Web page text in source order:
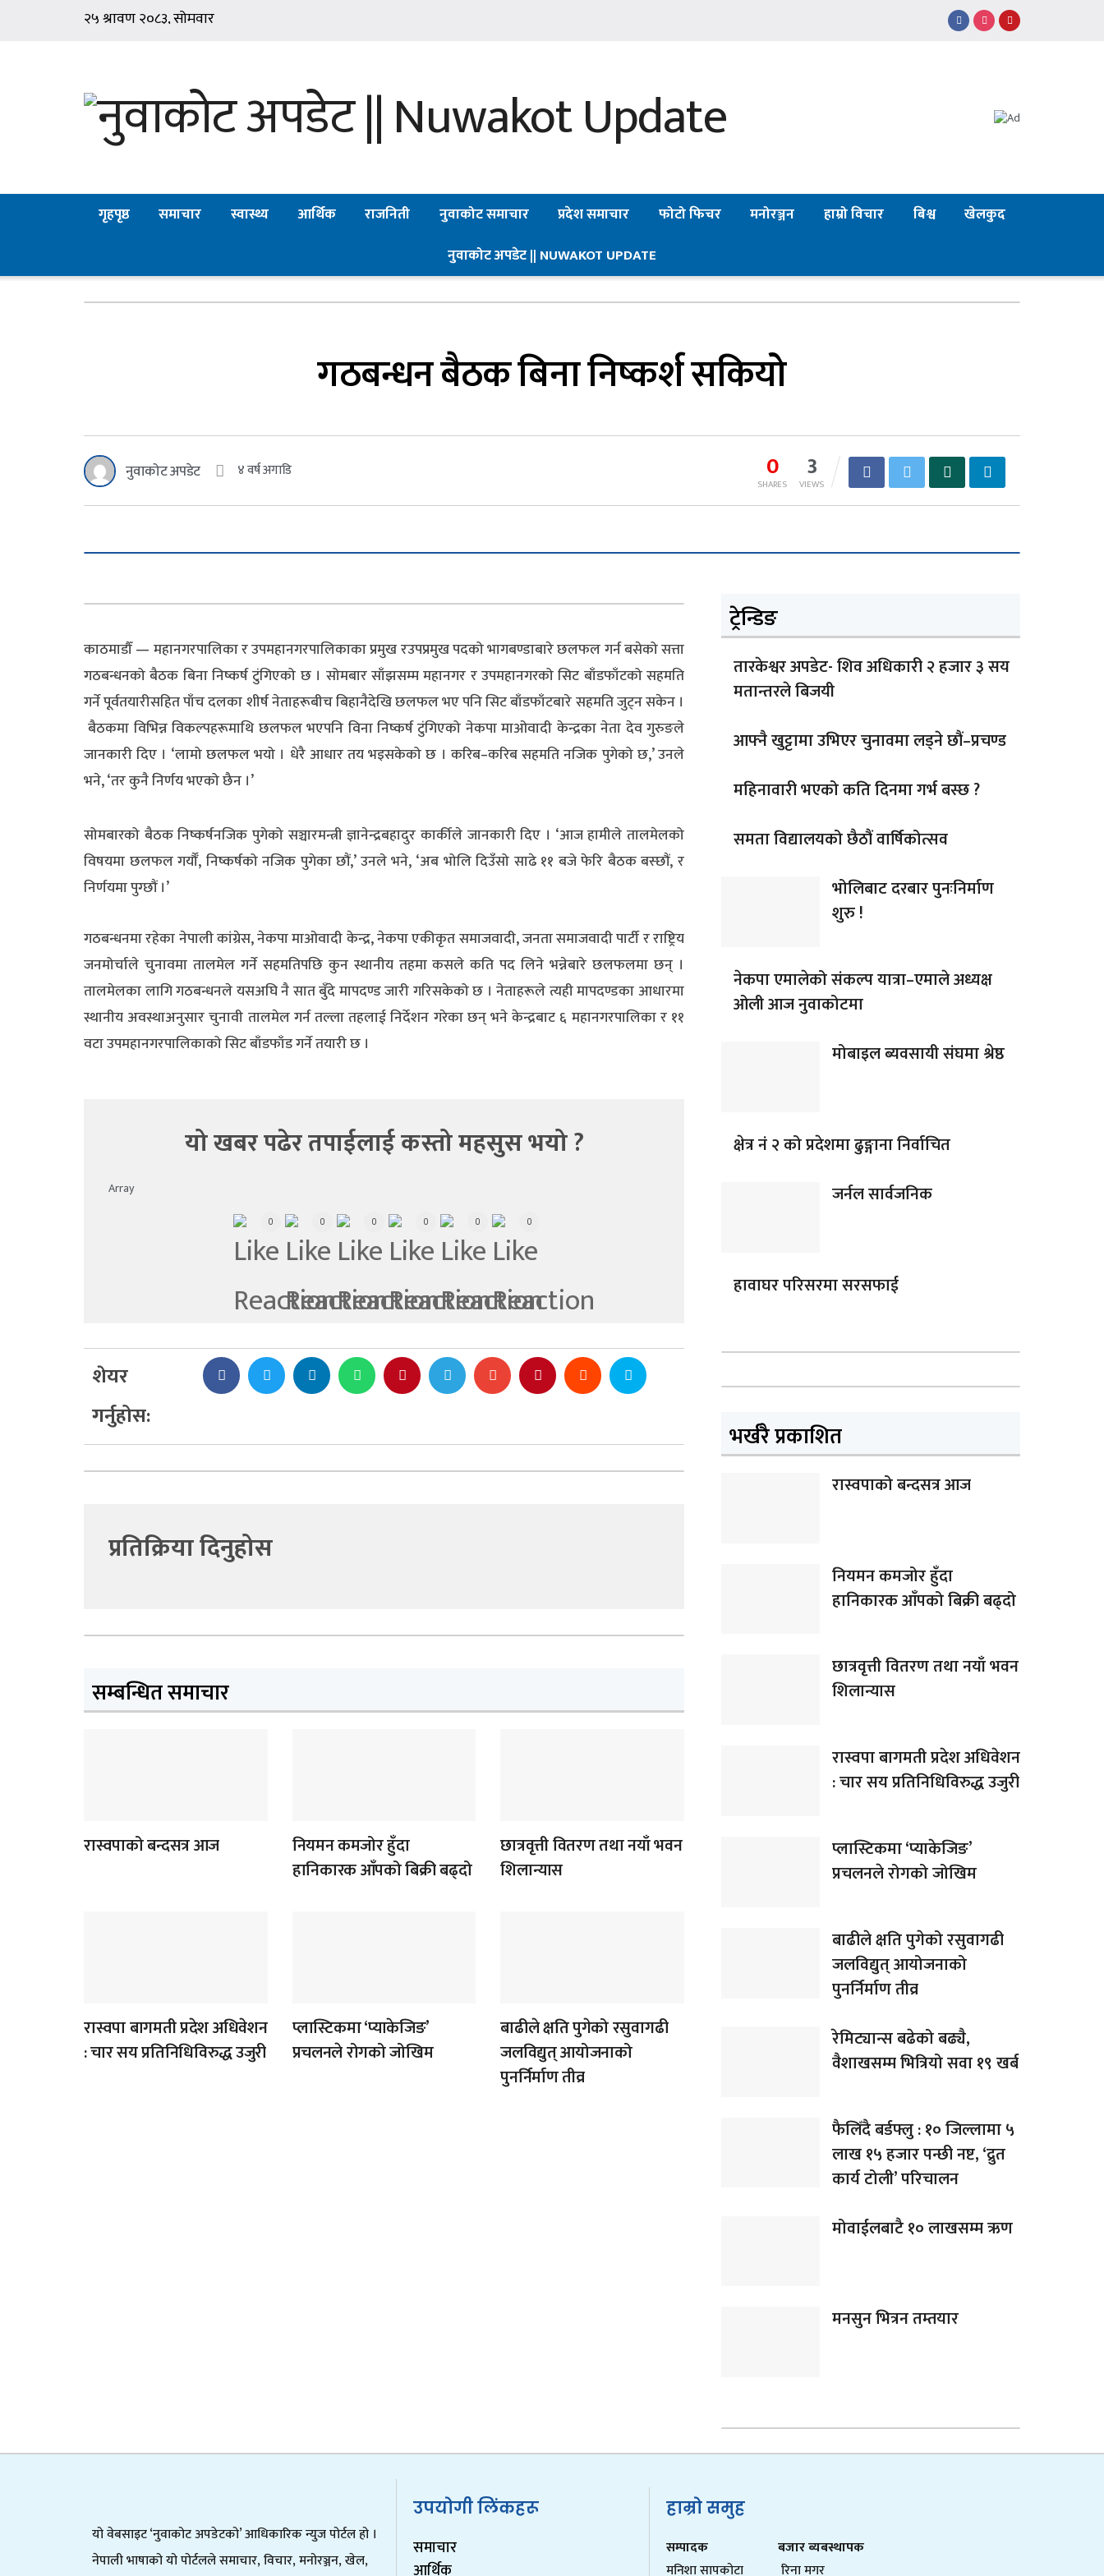
गृहपृष्ठ समाचार स्वास्थ्य आर्थिक राजनिती नुवाकोट समाचार प्रदेश समाचार फोटो फिचर मनोरञ्जन हाम्रो विचार बिश्व
खेलकुद
नुवाकोट अपडेट || NUWAKOT UPDATE
गठबन्धन बैठक बिना निष्कर्श सकियो
नुवाकोट अपडेट 0
SHARES 3
VIEWS
४ वर्ष अगाडि
काठमाडौँ — महानगरपालिका र उपमहानगरपालिकाका प्रमुख रउपप्रमुख पदको भागबण्डाबारे छलफल गर्न बसेको सत्ता
गठबन्धनको बैठक बिना निष्कर्ष टुंगिएको छ । सोमबार साँझसम्म महानगर र उपमहानगरको सिट बाँडफाँटको सहमति
गर्ने पूर्वतयारीसहित पाँच दलका शीर्ष नेताहरूबीच बिहानैदेखि छलफल भए पनि सिट बाँडफाँटबारे सहमति जुट्न सकेन ।
बैठकमा विभिन्न विकल्पहरूमाथि छलफल भएपनि विना निष्कर्ष टुंगिएको नेकपा माओवादी केन्द्रका नेता देव गुरुङले
जानकारी दिए । ‘लामो छलफल भयो । धेरै आधार तय भइसकेको छ । करिब–करिब सहमति नजिक पुगेको छ,’ उनले
भने, ‘तर कुनै निर्णय भएको छैन ।’
सोमबारको बैठक निष्कर्षनजिक पुगेको सञ्चारमन्त्री ज्ञानेन्द्रबहादुर कार्कीले जानकारी दिए । ‘आज हामीले तालमेलको
विषयमा छलफल गर्यौँ, निष्कर्षको नजिक पुगेका छौं,’ उनले भने, ‘अब भोलि दिउँसो साढे ११ बजे फेरि बैठक बस्छौं, र
निर्णयमा पुग्छौं ।’
गठबन्धनमा रहेका नेपाली कांग्रेस, नेकपा माओवादी केन्द्र, नेकपा एकीकृत समाजवादी, जनता समाजवादी पार्टी र राष्ट्रिय
जनमोर्चाले चुनावमा तालमेल गर्ने सहमतिपछि कुन स्थानीय तहमा कसले कति पद लिने भन्नेबारे छलफलमा छन् ।
तालमेलका लागि गठबन्धनले यसअघि नै सात बुँदे मापदण्ड जारी गरिसकेको छ । नेताहरूले त्यही मापदण्डका आधारमा
स्थानीय अवस्थाअनुसार चुनावी तालमेल गर्न तल्ला तहलाई निर्देशन गरेका छन् भने केन्द्रबाट ६ महानगरपालिका र ११
वटा उपमहानगरपालिकाको सिट बाँडफाँड गर्ने तयारी छ ।
यो खबर पढेर तपाईलाई कस्तो महसुस भयो ?
Array
0 0 0 0 0 0
शेयर
गर्नुहोस:
प्रतिक्रिया दिनुहोस
सम्बन्धित समाचार
रास्वपाको बन्दसत्र आज
नियमन कमजोर हुँदा
हानिकारक आँपको बिक्री बढ्दो
छात्रवृत्ती वितरण तथा नयाँ भवन
शिलान्यास
रास्वपा बागमती प्रदेश अधिवेशन
: चार सय प्रतिनिधिविरुद्ध उजुरी
प्लास्टिकमा ‘प्याकेजिङ’
प्रचलनले रोगको जोखिम
बाढीले क्षति पुगेको रसुवागढी
जलविद्युत् आयोजनाको
पुनर्निर्माण तीव्र
ट्रेन्डिङ
तारकेश्वर अपडेट- शिव अधिकारी २ हजार ३ सय
मतान्तरले बिजयी
आफ्नै खुट्टामा उभिएर चुनावमा लड्ने छौं–प्रचण्ड
महिनावारी भएको कति दिनमा गर्भ बस्छ ?
समता विद्यालयको छैठौं वार्षिकोत्सव
भोलिबाट दरबार पुनःनिर्माण
शुरु !
नेकपा एमालेको संकल्प यात्रा–एमाले अध्यक्ष
ओली आज नुवाकोटमा
मोबाइल ब्यवसायी संघमा श्रेष्ठ
क्षेत्र नं २ को प्रदेशमा ढुङ्गाना निर्वाचित
जर्नल सार्वजनिक
हावाघर परिसरमा सरसफाई
भर्खरै प्रकाशित
रास्वपाको बन्दसत्र आज
नियमन कमजोर हुँदा
हानिकारक आँपको बिक्री बढ्दो
छात्रवृत्ती वितरण तथा नयाँ भवन
शिलान्यास
रास्वपा बागमती प्रदेश अधिवेशन
: चार सय प्रतिनिधिविरुद्ध उजुरी
प्लास्टिकमा ‘प्याकेजिङ’
प्रचलनले रोगको जोखिम
बाढीले क्षति पुगेको रसुवागढी
जलविद्युत् आयोजनाको
पुनर्निर्माण तीव्र
रेमिट्यान्स बढेको बढ्यै,
वैशाखसम्म भित्रियो सवा १९ खर्ब
फैलिँदै बर्डफ्लु : १० जिल्लामा ५
लाख १५ हजार पन्छी नष्ट, ‘द्रुत
कार्य टोली’ परिचालन
मोवाईलबाटै १० लाखसम्म ऋण
मनसुन भित्रन तम्तयार
यो वेबसाइट ‘नुवाकोट अपडेटको’ आधिकारिक न्युज पोर्टल हो ।
नेपाली भाषाको यो पोर्टलले समाचार, विचार, मनोरञ्जन, खेल,
उपयोगी लिंकहरू
समाचार
हाम्रो समुह
सम्पादक
मनिशा सापकोटा
बजार ब्यबस्थापक
रिना मगर